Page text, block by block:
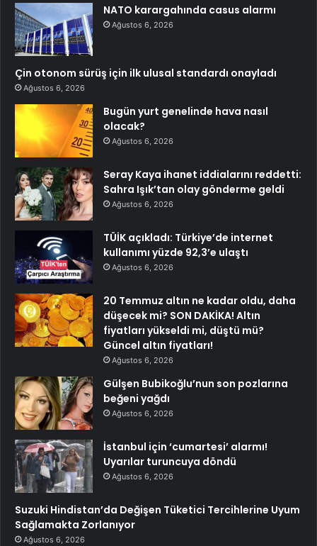
NATO karargahında casus alarmı
Ağustos 6, 2026
Çin otonom sürüş için ilk ulusal standardı onayladı
Ağustos 6, 2026
Bugün yurt genelinde hava nasıl
olacak?
Ağustos 6, 2026
Seray Kaya ihanet iddialarını reddetti:
Sahra Işık’tan olay gönderme geldi
Ağustos 6, 2026
TÜİK açıkladı: Türkiye’de internet
kullanımı yüzde 92,3’e ulaştı
Ağustos 6, 2026
20 Temmuz altın ne kadar oldu, daha
düşecek mi? SON DAKİKA! Altın
fiyatları yükseldi mi, düştü mü?
Güncel altın fiyatları!
Ağustos 6, 2026
Gülşen Bubikoğlu’nun son pozlarına
beğeni yağdı
Ağustos 6, 2026
İstanbul için ‘cumartesi’ alarmı!
Uyarılar turuncuya döndü
Ağustos 6, 2026
Suzuki Hindistan’da Değişen Tüketici Tercihlerine Uyum
Sağlamakta Zorlanıyor
Ağustos 6, 2026